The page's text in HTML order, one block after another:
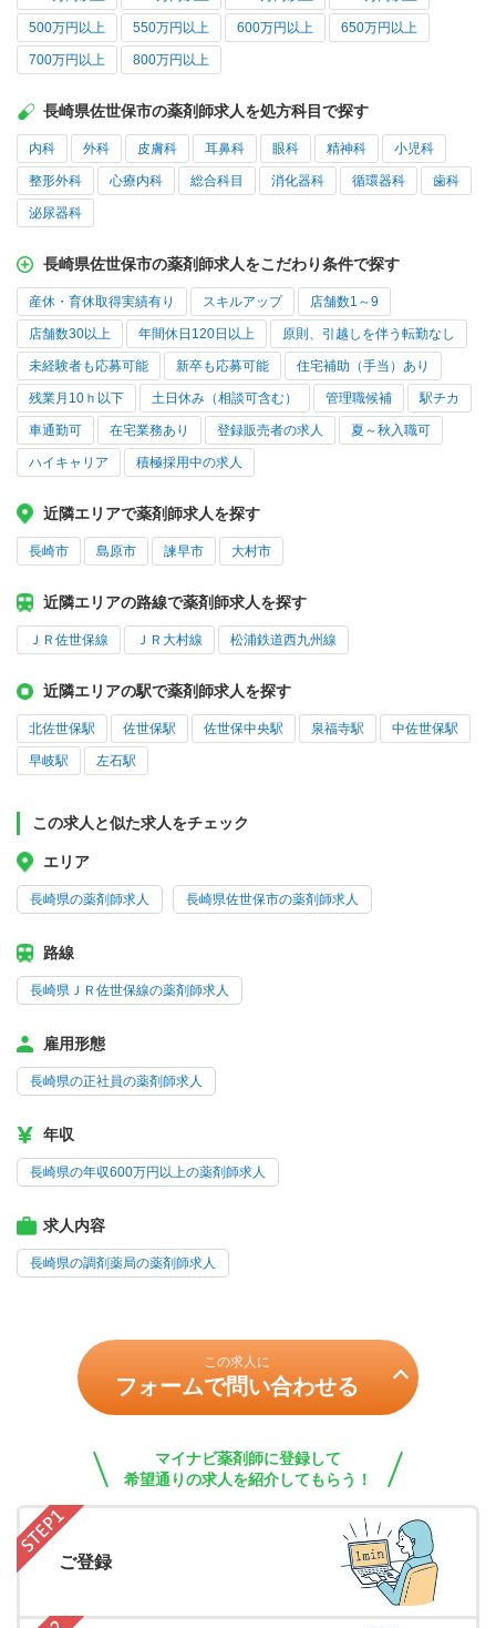
500万円以上 550万円以上 600万円以上 650万円以上
700万円以上 800万円以上
長崎県佐世保市の薬剤師求人を処方科目で探す
内科 外科 皮膚科 耳鼻科 眼科 精神科 小児科
整形外科 心療内科 総合科目 消化器科 循環器科 歯科
泌尿器科
長崎県佐世保市の薬剤師求人をこだわり条件で探す
産休・育休取得実績有り スキルアップ 店舗数1～9
店舗数30以上 年間休日120日以上 原則、引越しを伴う転勤なし
未経験者も応募可能 新卒も応募可能 住宅補助（手当）あり
残業月10ｈ以下 土日休み（相談可含む） 管理職候補 駅チカ
車通勤可 在宅業務あり 登録販売者の求人 夏～秋入職可
ハイキャリア 積極採用中の求人
近隣エリアで薬剤師求人を探す
長崎市 島原市 諫早市 大村市
近隣エリアの路線で薬剤師求人を探す
ＪＲ佐世保線 ＪＲ大村線 松浦鉄道西九州線
近隣エリアの駅で薬剤師求人を探す
北佐世保駅 佐世保駅 佐世保中央駅 泉福寺駅 中佐世保駅
早岐駅 左石駅
この求人と似た求人をチェック
エリア
長崎県の薬剤師求人 長崎県佐世保市の薬剤師求人
路線
長崎県ＪＲ佐世保線の薬剤師求人
雇用形態
長崎県の正社員の薬剤師求人
年収
長崎県の年収600万円以上の薬剤師求人
求人内容
長崎県の調剤薬局の薬剤師求人
この求人に
フォームで問い合わせる
マイナビ薬剤師に登録して
希望通りの求人を紹介してもらう！
ご登録